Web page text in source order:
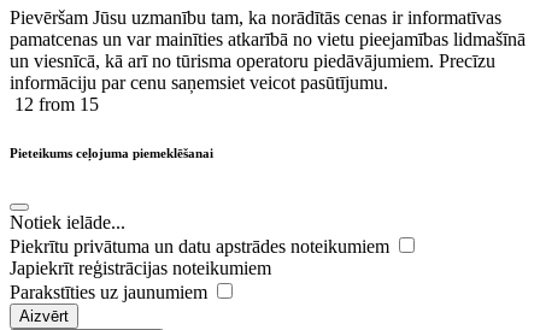
Pievēršam Jūsu uzmanību tam, ka norādītās cenas ir ​informatīvas ​
pamatcenas un var mainīties atkarībā ​no ​vietu pieejamības lidmašīnā
un viesnīcā, kā arī no tūrisma operatoru piedāvājumiem. Precīzu
informāciju par cenu saņemsiet veicot pasūtījumu.
12 from 15
Pieteikums ceļojuma piemeklēšanai
Notiek ielāde...
Piekrītu privātuma un datu apstrādes noteikumiem
Japiekrīt reģistrācijas noteikumiem
Parakstīties uz jaunumiem
Aizvērt